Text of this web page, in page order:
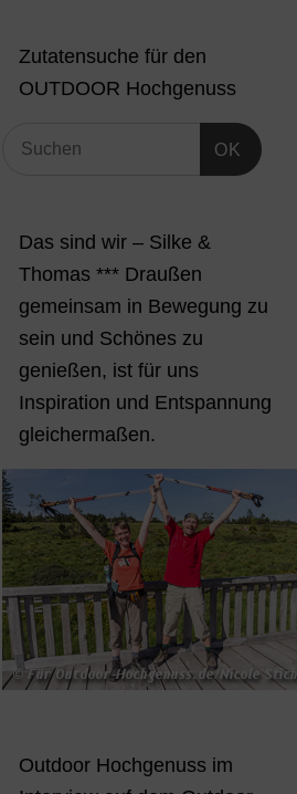
Zutatensuche für den
OUTDOOR Hochgenuss
OK
Das sind wir – Silke &
Thomas *** Draußen
gemeinsam in Bewegung zu
sein und Schönes zu
genießen, ist für uns
Inspiration und Entspannung
gleichermaßen.
Outdoor Hochgenuss im